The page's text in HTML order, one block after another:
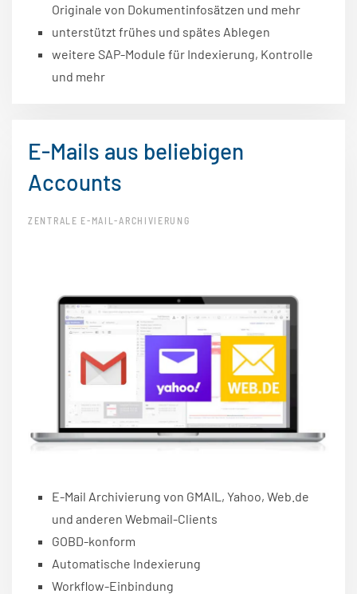
Originale von Dokumentinfosätzen und mehr
unterstützt frühes und spätes Ablegen
weitere SAP-Module für Indexierung, Kontrolle
und mehr
E-Mails aus beliebigen
Accounts
ZENTRALE E-MAIL-ARCHIVIERUNG
E-Mail Archivierung von GMAIL, Yahoo, Web.de
und anderen Webmail-Clients
GOBD-konform
Automatische Indexierung
Workflow-Einbindung